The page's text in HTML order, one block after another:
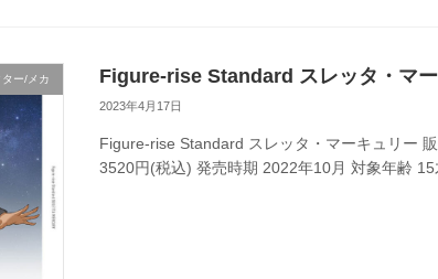
ー/メカ Figure-rise Standard スレッタ・マ
2023年4月17日
Figure-rise Standard スレッタ・マーキュリー
3520円(税込) 発売時期 2022年10月 対象年齢